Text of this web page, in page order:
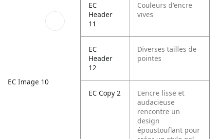
EC Image 10
EC
Header
11
Couleurs d'encre
vives
EC
Header
12
Diverses tailles de
pointes
EC Copy 2
L'encre lisse et
audacieuse
rencontre un
design
époustouflant pour